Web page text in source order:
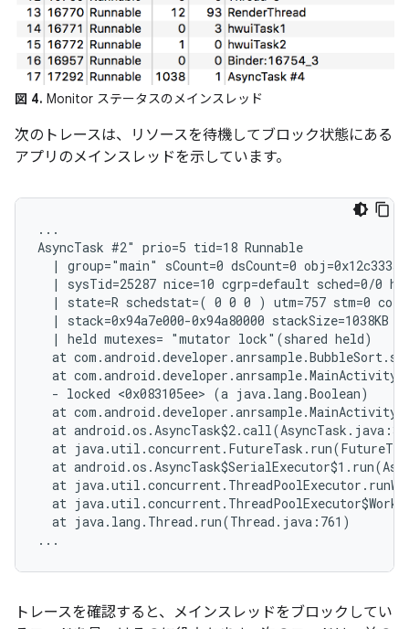
図 4. Monitor ステータスのメインスレッド
次のトレースは、リソースを待機してブロック状態にある
アプリのメインスレッドを示しています。
...
AsyncTask #2" prio=5 tid=18 Runnable
| group="main" sCount=0 dsCount=0
| sysTid=25287 nice=10 cgrp=default sched=0/0
| state=R schedstat=( 0 0 0 ) utm=757 stm=0
  | stack=0x94a7e000-0x94a80000 stackSize=1038KB
  | held mutexes= "mutator lock"(shared held)
at
at
  - locked <0x083105ee> (a java.lang.Boolean)
at
at
at
at
at
at
  at java.lang.Thread.run(Thread.java:761)
トレースを確認すると、メインスレッドをブロックしてい